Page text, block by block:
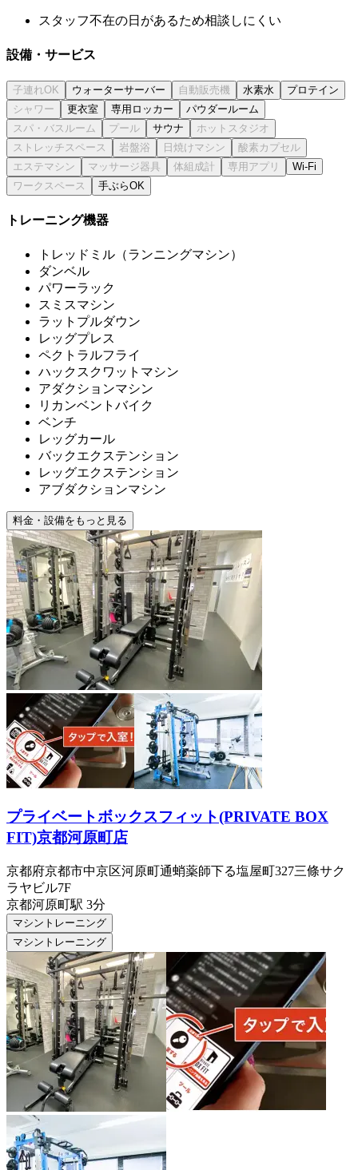
スタッフ不在の日があるため相談しにくい
設備・サービス
ウォーターサーバー 水素水
プロテイン
更衣室
専用ロッカー
パウダールーム
サウナ
Wi-Fi
手ぶらOK
トレーニング機器
トレッドミル（ランニングマシン）
ダンベル
パワーラック
スミスマシン
ラットプルダウン
レッグプレス
ペクトラルフライ
ハックスクワットマシン
アダクションマシン
リカンベントバイク
ベンチ
レッグカール
バックエクステンション
レッグエクステンション
アブダクションマシン
料金・設備をもっと見る
プライベートボックスフィット(PRIVATE BOX
FIT)京都河原町店
京都府京都市中京区河原町通蛸薬師下る塩屋町327三條サク
ラヤビル7F
京都河原町駅 3分
マシントレーニング
マシントレーニング